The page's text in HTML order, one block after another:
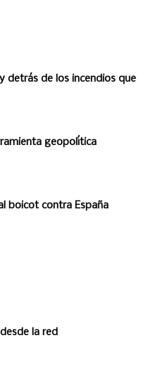
detrás de los incendios que
geopolítica
boicot contra España
la red